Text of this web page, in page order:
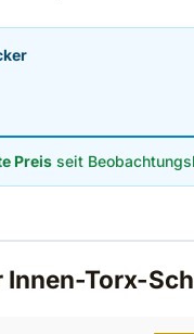
Preisseit
Torx-